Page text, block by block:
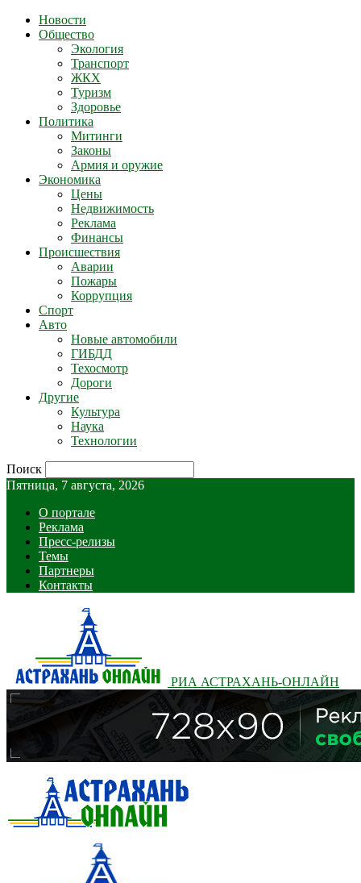
Новости
Общество
Экология
Транспорт
ЖКХ
Туризм
Здоровье
Политика
Митинги
Законы
Армия и оружие
Экономика
Цены
Недвижимость
Реклама
Финансы
Происшествия
Аварии
Пожары
Коррупция
Спорт
Авто
Новые автомобили
ГИБДД
Техосмотр
Дороги
Другие
Культура
Наука
Технологии
Поиск
Пятница, 7 августа, 2026
О портале
Реклама
Пресс-релизы
Темы
Партнеры
Контакты
РИА АСТРАХАНЬ-ОНЛАЙН